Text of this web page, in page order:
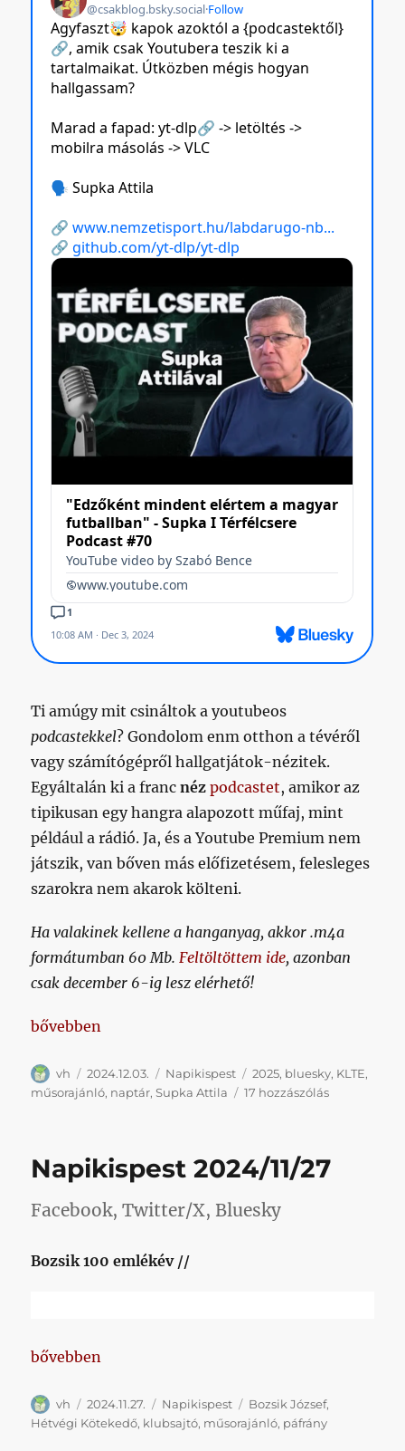
Ti amúgy mit csináltok a youtubeos
podcastekkel? Gondolom enm otthon a tévéről
vagy számítógépről hallgatjátok-nézitek.
Egyáltalán ki a francnéz podcastet, amikor az
tipikusan egy hangra alapozott műfaj, mint
például a rádió. Ja, és a Youtube Premium nem
játszik, van bőven más előfizetésem, felesleges
szarokra nem akarok költeni.
Ha valakinek kellene a hanganyag, akkor .m4a
formátumban 60 Mb.Feltöltöttem ide, azonban
csak december 6-ig lesz elérhető!
„Napikispest 2024/12/03”
bővebben
Szerző
vh Közzétéve
2024.12.03. Kategória
Napikispest Címke
2025, bluesky, KLTE,
műsorajánló, naptár,Supka Attila 17 hozzászólásNapikispest
Napikispest 2024/11/27
Facebook, Twitter/X, Bluesky
Bozsik 100 emlékév //
„Napikispest 2024/11/27”
bővebben
Szerző
vh Közzétéve
2024.11.27. Kategória
Napikispest Címke
Bozsik József,
Hétvégi Kötekedő, klubsajtó, műsorajánló, páfrány